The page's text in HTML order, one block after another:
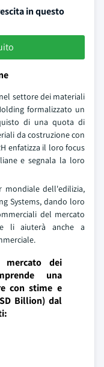
in questo
settore dei materiali
formalizzato un
di una quota di
da costruzione con
enfatizza il loro focus
e segnala la loro
mondiale dell'edilizia,
Systems, dando loro
del mercato
li aiuterà anche a
dei
una
con stime e
Billion) dal